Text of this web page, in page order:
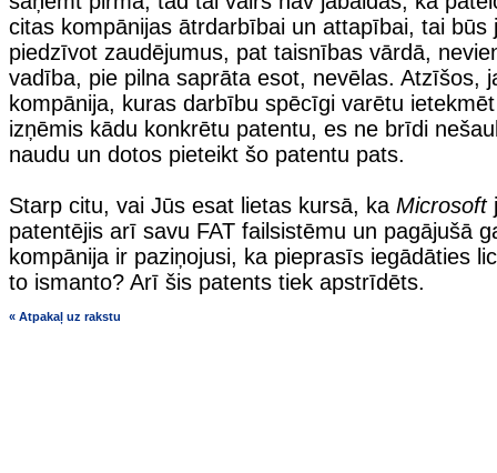
citas kompānijas ātrdarbībai un attapībai, tai būs
piedzīvot zaudējumus, pat taisnības vārdā,
vadība, pie pilna saprāta esot, nevēlas. Atzīšos,
kompānija, kuras darbību spēcīgi varētu
izņēmis kādu konkrētu patentu, es ne brīdi
naudu un dotos pieteikt šo patentu pats.
Starp citu, vai Jūs esat lietas kursā, ka Microsoft
patentējis arī savu FAT failsistēmu un pagājušā
kompānija ir paziņojusi, ka pieprasīs iegādāties
to ismanto? Arī šis patents tiek apstrīdēts.
« Atpakaļ uz rakstu